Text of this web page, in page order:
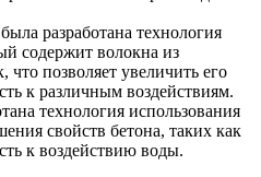
разработана технология
содержит волокна из
что позволяет увеличить его
к различным воздействиям.
технология использования
свойств бетона, таких как
к воздействию воды.